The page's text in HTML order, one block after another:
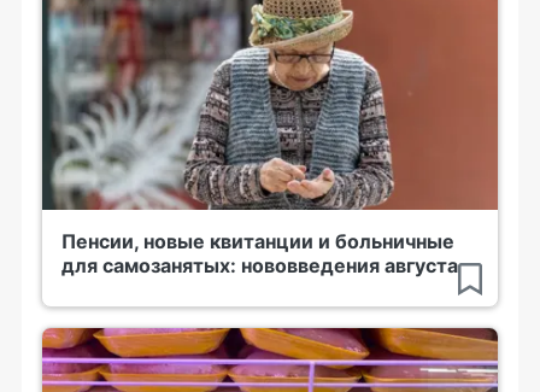
Пенсии, новые квитанции и больничные
для самозанятых: нововведения августа